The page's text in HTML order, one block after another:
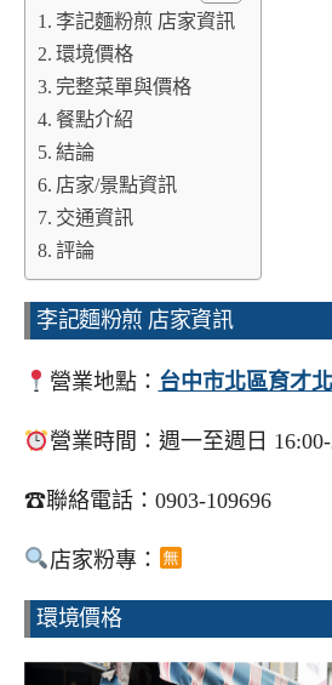
李記麵粉煎 店家資訊
環境價格
完整菜單與價格
餐點介紹
結論
店家/景點資訊
交通資訊
評論
李記麵粉煎 店家資訊
營業地點： 台中市北區育才
營業時間：週一至週日
☎聯絡電話：0903-109696
店家粉專：
環境價格